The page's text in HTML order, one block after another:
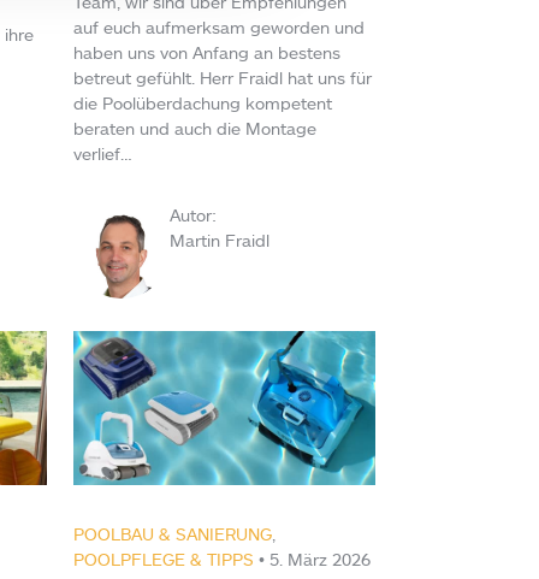
ihre
auf euch aufmerksam geworden und
haben uns von Anfang an bestens
betreut gefühlt. Herr Fraidl hat uns für
die Poolüberdachung kompetent
beraten und auch die Montage
verlief…
Autor:
Martin Fraidl
POOLBAU & SANIERUNG,
POOLPFLEGE & TIPPS • 5. März 2026